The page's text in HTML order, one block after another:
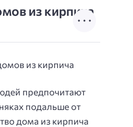
из кирпича
предпочитают
подальше от
дома из кирпича